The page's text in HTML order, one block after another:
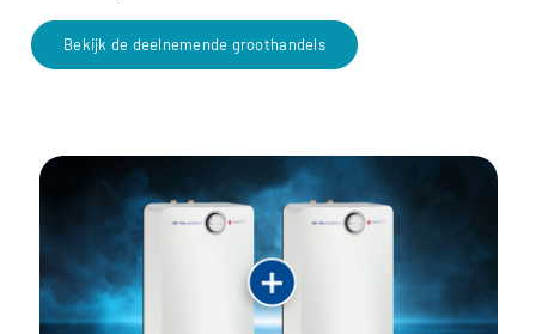
Bekijk de deelnemende groothandels